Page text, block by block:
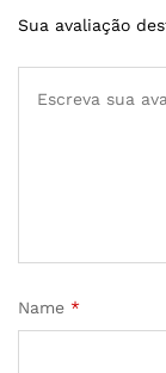
Sua avaliação
Name *